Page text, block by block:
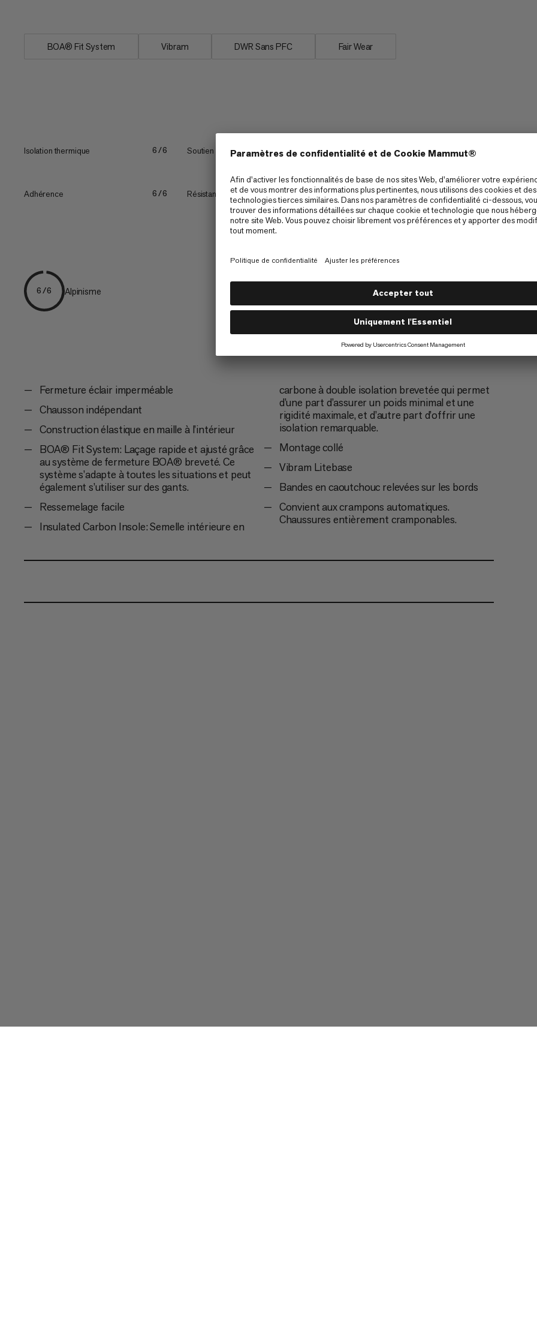
BOA® Fit System Vibram DWR Sans PFC Fair Wear
Isolation thermique 6/6 Soutien 6/6 Protection
Adhérence 6/6 Résistance à l’eau 5/6 Amorti 4/6
6/6 Alpinisme
Fermeture éclair imperméable
Chausson indépendant
Construction élastique en maille à l’intérieur
BOA® Fit System: Laçage rapide et ajusté grâce
au système de fermeture BOA® breveté. Ce
système s’adapte à toutes les situations et peut
également s’utiliser sur des gants.
Ressemelage facile
Insulated Carbon Insole: Semelle intérieure en
carbone à double isolation brevetée qui permet
d’une part d’assurer un poids minimal et une
rigidité maximale, et d’autre part d’offrir une
isolation remarquable.
Montage collé
Vibram Litebase
Bandes en caoutchouc relevées sur les bords
Convient aux crampons automatiques.
Chaussures entièrement cramponables.